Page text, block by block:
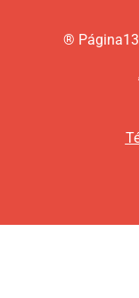
® Página13